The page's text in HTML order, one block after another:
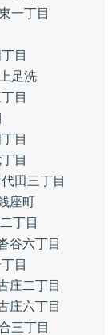
一丁目
目
上足洗
目
目
目
田三丁目
座町
丁目
谷六丁目
目
庄二丁目
庄六丁目
三丁目